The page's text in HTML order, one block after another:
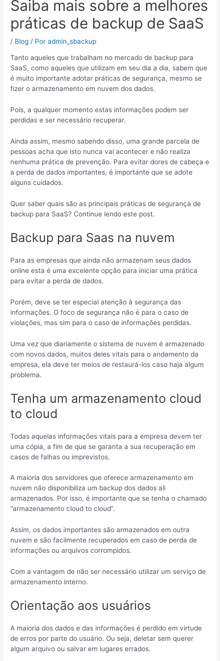
Saiba mais sobre a melhores
práticas de backup de SaaS
/ Blog / Poradmin_sbackup
Tanto aqueles que trabalham no mercado de backup para
SaaS, como aqueles que utilizam em seu dia a dia, sabem que
é muito importante adotar práticas de segurança, mesmo se
fizer o armazenamento em nuvem dos dados.
Pois, a qualquer momento estas informações podem ser
perdidas e ser necessário recuperar.
Ainda assim, mesmo sabendo disso, uma grande parcela de
pessoas acha que isto nunca vai acontecer e não realiza
nenhuma prática de prevenção. Para evitar dores de cabeça e
a perda de dados importantes, é importante que se adote
alguns cuidados.
Quer saber quais são as principais práticas de segurança de
backup para SaaS? Continue lendo este post.
Backup para Saas na nuvem
Para as empresas que ainda não armazenam seus dados
online esta é uma excelente opção para iniciar uma prática
para evitar a perda de dados.
Porém, deve se ter especial atenção à segurança das
informações. O foco de segurança não é para o caso de
violações, mas sim para o caso de informações perdidas.
Uma vez que diariamente o sistema de nuvem é armazenado
com novos dados, muitos deles vitais para o andamento da
empresa, ela deve ter meios de restaurá-los caso haja algum
problema.
Tenha um armazenamento cloud
to cloud
Todas aquelas informações vitais para a empresa devem ter
uma cópia, a fim de que se garanta a sua recuperação em
casos de falhas ou imprevistos.
A maioria dos servidores que oferece armazenamento em
nuvem não disponibiliza um backup dos dados ali
armazenados. Por isso, é importante que se tenha o chamado
“armazenamento cloud to cloud”.
Assim, os dados importantes são armazenados em outra
nuvem e são facilmente recuperados em caso de perda de
informações ou arquivos corrompidos.
Com a vantagem de não ser necessário utilizar um serviço de
armazenamento interno.
Orientação aos usuários
A maioria dos dados e das informações é perdido em virtude
de erros por parte do usuário. Ou seja, deletar sem querer
algum arquivo ou salvar em lugares errados.